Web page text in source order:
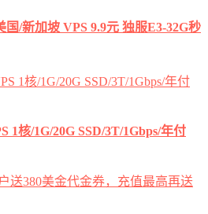
国/新加坡 VPS 9.9元 独服E3-32G秒
1核/1G/20G SSD/3T/1Gbps/年付